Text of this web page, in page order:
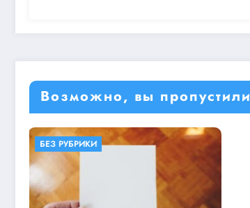
Возможно, вы пропустили
БЕЗ РУБРИКИ ОБЕРЕГАЕМ ПРИРОДУ